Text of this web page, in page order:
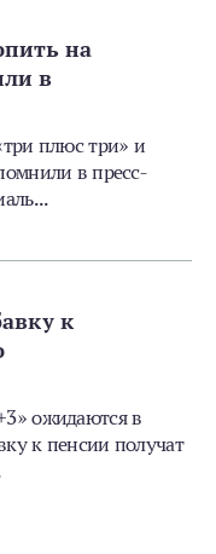
на
в
плюс три» и
в пресс-
к
ожидаются в
к пенсии получат